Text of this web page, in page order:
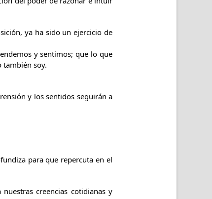
ya ha sido un ejercicio de
y sentimos; que lo que
también soy.
y los sentidos seguirán a
para que repercuta en el
creencias cotidianas y